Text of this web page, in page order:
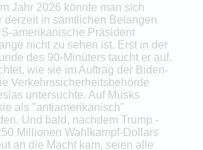
Jahr 2026 könnte man sich
derzeit in sämtlichen Belangen
amerikanische Präsident
nicht zu sehen ist. Erst in der
des 90-Minüters taucht er auf.
wie sie im Auftrag der Biden-
Verkehrssicherheitsbehörde
untersuchte. Auf Musks
als "antiamerikanisch"
Und bald, nachdem Trump -
Millionen Wahlkampf-Dollars
an die Macht kam, seien alle